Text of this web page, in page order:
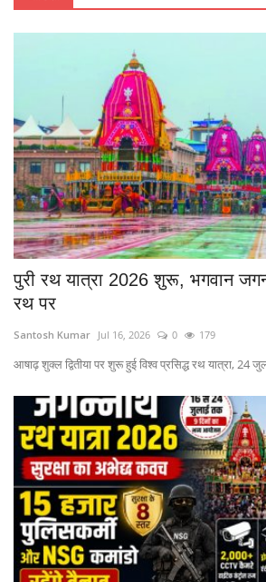
जहरीला घी और नकली हल्दी का खेल बेनकाब, दो राज्यों में छापेमारी से बड़ा खुलासा
एफसीआई दुर्ग के 44 हेल्परों को काम से हटाया, मजदूर संघ ने कलेक्टर से लगाई न्याय की गुहार
दंतेवाड़ा के कसौली कैंप में गूंजा जय श्रीराम, विधि-विधान से हुई श्री हनुमान जी की प्राण प्रतिष्ठा
सहायता का झांसा देकर किया अपहरण, फिर लूटपाट और ऑनलाइन ठगी; फरार आरोपी गिरफ्तार
10 लाख रुपये के संदिग्ध लेनदेन का खुलासा, ठगी के 13 म्यूल अकाउंट धारक गिरफ्तार
ऑटो चालकों का होगा बारकोड आधारित सत्यापन, यातायात पुलिस ने जारी किए नए निर्देश
हथियार लहराकर फैला रहे थे दहशत, पुरानी भिलाई पुलिस ने 3 बदमाशों को दबोचा
खम्हरिया में 15 ग्राम चिट्टा हेरोइन के साथ भिलाई का तस्कर गिरफ्तार, 3.70 लाख की जब्ती
पुरी रथ यात्रा 2026 शुरू, भगवान
रथ पर
Santosh Kumar Jul 16, 2026 0 179
आषाढ़ शुक्ल द्वितीया पर शुरू हुई विश्व प्रसिद्ध रथ यात्रा, 24